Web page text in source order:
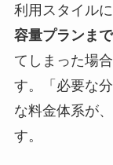
利用スタイルに
容量プランま
てしまった場
す。「必要な
な料金体系が
す。